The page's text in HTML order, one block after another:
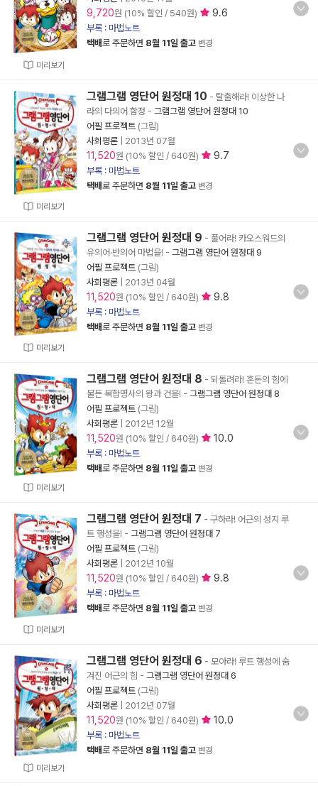
미리보기
9,720원 (10% 할인 / 540원) 9.6
부록 : 마법노트
택배로 주문하면 8월 11일 출고 변경
미리보기
그램그램 영단어 원정대 10 - 탈출해라! 이상한 나
라의 다의어 함정 - 그램그램 영단어 원정대 10
어필 프로젝트 (그림)
사회평론
2013년 07월
11,520원 (10% 할인 / 640원) 9.7
부록 : 마법노트
택배로 주문하면 8월 11일 출고 변경
미리보기
그램그램 영단어 원정대 9 - 풀어라! 카오스워드의
유의어·반의어 마법을! - 그램그램 영단어 원정대 9
어필 프로젝트 (그림)
사회평론
2013년 04월
11,520원 (10% 할인 / 640원) 9.8
부록 : 마법노트
택배로 주문하면 8월 11일 출고 변경
미리보기
그램그램 영단어 원정대 8 - 되돌려라! 혼돈의 힘에
물든 복합명사의 왕과 건을! - 그램그램 영단어 원정대 8
어필 프로젝트 (그림)
사회평론
2012년 12월
11,520원 (10% 할인 / 640원) 10.0
부록 : 마법노트
택배로 주문하면 8월 11일 출고 변경
미리보기
그램그램 영단어 원정대 7 - 구하라! 어근의 성지 루
트 행성을! - 그램그램 영단어 원정대 7
어필 프로젝트 (그림)
사회평론
2012년 10월
11,520원 (10% 할인 / 640원) 9.8
부록 : 마법노트
택배로 주문하면 8월 11일 출고 변경
미리보기
그램그램 영단어 원정대 6 - 모아라! 루트 행성에 숨
겨진 어근의 힘 - 그램그램 영단어 원정대 6
어필 프로젝트 (그림)
사회평론
2012년 07월
11,520원 (10% 할인 / 640원) 10.0
부록 : 마법노트
택배로 주문하면 8월 11일 출고 변경